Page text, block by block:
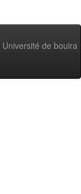
Université de bouira